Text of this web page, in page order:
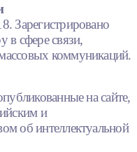
Зарегистрировано
в сфере связи,
коммуникаций.
на сайте,
и
об интеллектуальной